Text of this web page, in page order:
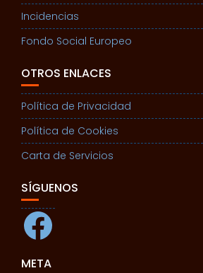
Incidencias
Fondo Social Europeo
OTROS ENLACES
Política de Privacidad
Política de Cookies
Carta de Servicios
SÍGUENOS
Facebook
META